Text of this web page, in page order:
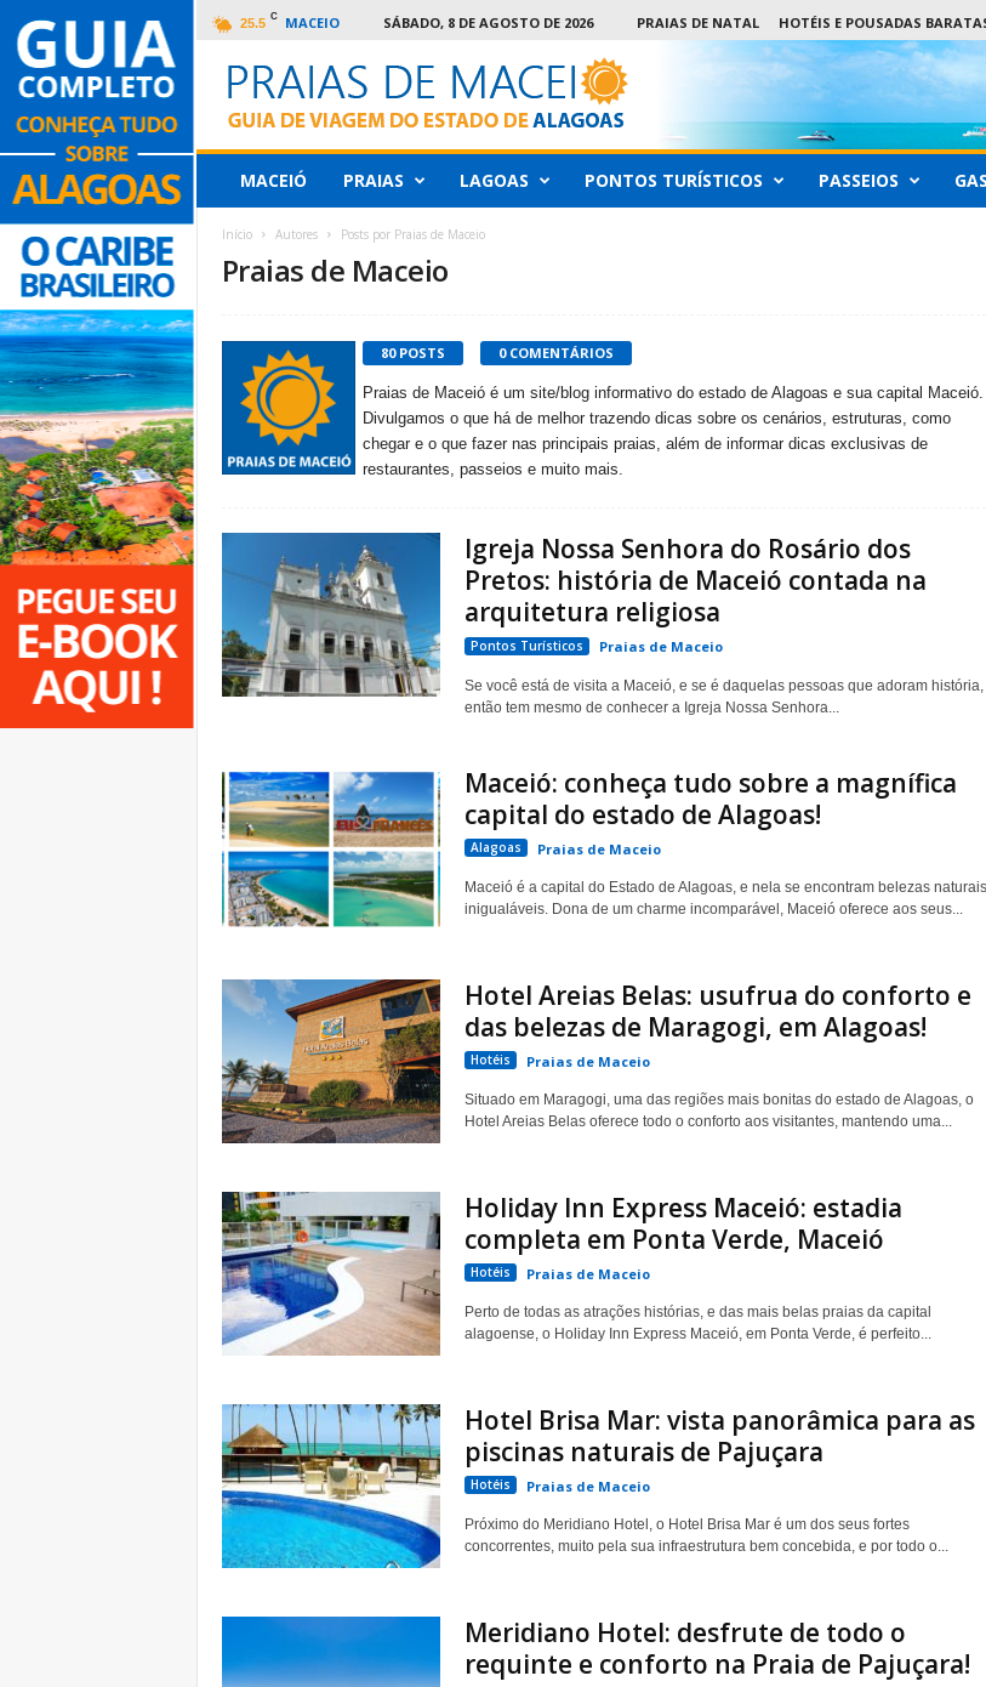
25.5 C MACEIO SÁBADO, 8 DE AGOSTO DE 2026 PRAIAS DE NATAL HOTÉIS E POUSADAS
Maceió
Guia
MACEIÓ PRAIAS LAGOAS PONTOS TURÍSTICOS PASSEIOS
Início Autores Posts por Praias de Maceio
Praias de Maceio
80 POSTS 0 COMENTÁRIOS
Praias de Maceió é um site/blog informativo do estado de Alagoas e sua capital Maceió.
Divulgamos o que há de melhor trazendo dicas sobre os cenários, estruturas, como
chegar e o que fazer nas principais praias, além de informar dicas exclusivas de
restaurantes, passeios e muito mais.
Igreja Nossa Senhora do Rosário dos
Pretos: história de Maceió contada na
arquitetura religiosa
Pontos Turísticos Praias de Maceio
Se você está de visita a Maceió, e se é daquelas pessoas que adoram história,
então tem mesmo de conhecer a Igreja Nossa Senhora...
Maceió: conheça tudo sobre a magnífica
capital do estado de Alagoas!
Alagoas Praias de Maceio
Maceió é a capital do Estado de Alagoas, e nela se encontram belezas naturais
inigualáveis. Dona de um charme incomparável, Maceió oferece aos seus...
Hotel Areias Belas: usufrua do conforto e
das belezas de Maragogi, em Alagoas!
Hotéis Praias de Maceio
Situado em Maragogi, uma das regiões mais bonitas do estado de Alagoas, o
Hotel Areias Belas oferece todo o conforto aos visitantes, mantendo uma...
Holiday Inn Express Maceió: estadia
completa em Ponta Verde, Maceió
Hotéis Praias de Maceio
Perto de todas as atrações histórias, e das mais belas praias da capital
alagoense, o Holiday Inn Express Maceió, em Ponta Verde, é perfeito...
Hotel Brisa Mar: vista panorâmica para as
piscinas naturais de Pajuçara
Hotéis Praias de Maceio
Próximo do Meridiano Hotel, o Hotel Brisa Mar é um dos seus fortes
concorrentes, muito pela sua infraestrutura bem concebida, e por todo o...
Meridiano Hotel: desfrute de todo o
requinte e conforto na Praia de Pajuçara!